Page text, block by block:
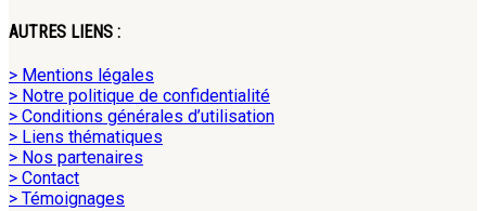
AUTRES LIENS :
> Mentions légales
> Notre politique de confidentialité
> Conditions générales d’utilisation
> Liens thématiques
> Nos partenaires
> Contact
> Témoignages